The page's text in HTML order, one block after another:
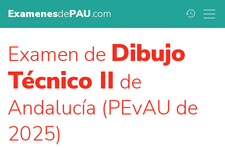
ExamenesdePAU.com history
Examen de Dibujo
Técnico II de
Andalucía (PEvAU de
2025)